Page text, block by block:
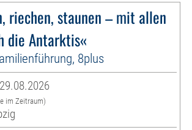
riechen, staunen – mit allen
die Antarktis«
8plus
im Zeitraum)